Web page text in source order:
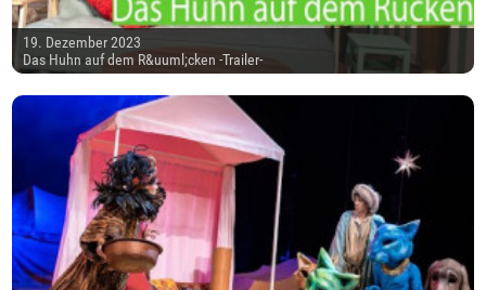
19. Dezember 2023
Das Huhn auf dem R&uuml;cken -Trailer-